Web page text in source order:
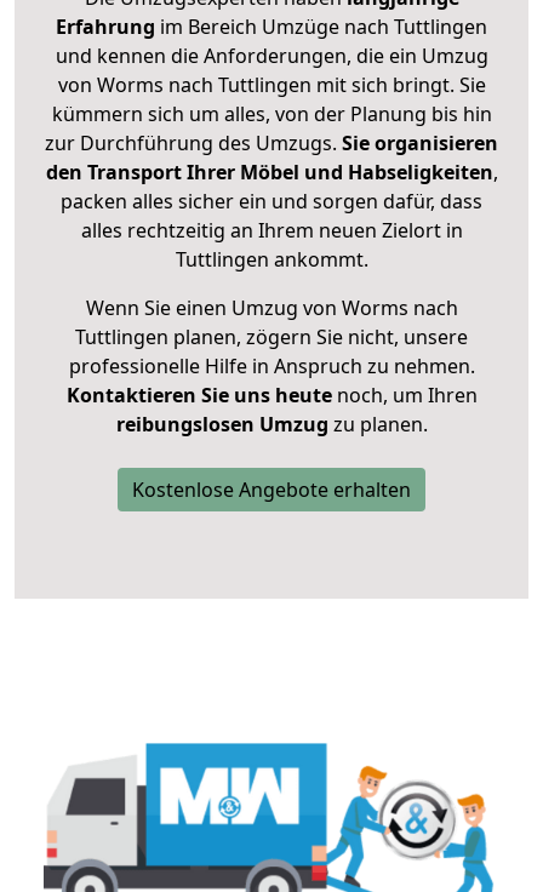
Erfahrung im Bereich Umzüge nach Tuttlingen
und kennen die Anforderungen, die ein Umzug
von Worms nach Tuttlingen mit sich bringt. Sie
kümmern sich um alles, von der Planung bis hin
zur Durchführung des Umzugs. Sie organisieren
den Transport Ihrer Möbel und Habseligkeiten,
packen alles sicher ein und sorgen dafür, dass
alles rechtzeitig an Ihrem neuen Zielort in
Tuttlingen ankommt.
Wenn Sie einen Umzug von Worms nach
Tuttlingen planen, zögern Sie nicht, unsere
professionelle Hilfe in Anspruch zu nehmen.
Kontaktieren Sie uns heutenoch, um Ihren
reibungslosen Umzug zu planen.
Kostenlose Angebote erhalten